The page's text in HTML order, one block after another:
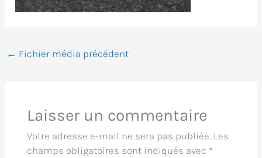
← Fichier média précédent
Laisser un commentaire
Votre adresse e-mail ne sera pas publiée. Les
champs obligatoires sont indiqués avec *